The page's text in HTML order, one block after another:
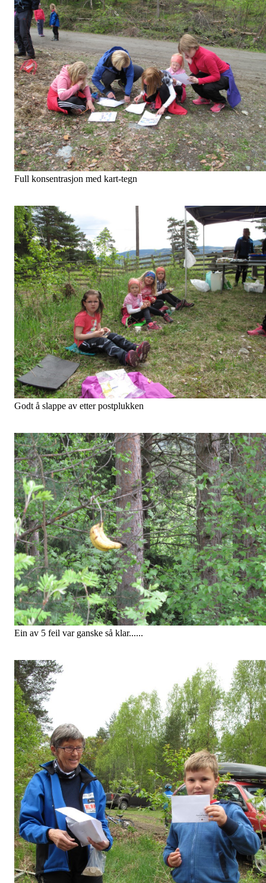
Full konsentrasjon med kart-tegn
Godt å slappe av etter postplukken
Ein av 5 feil var ganske så klar......